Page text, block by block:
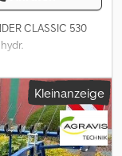
CLASSIC 530
S Us Aa Tsck
0070
Kleinanzeige